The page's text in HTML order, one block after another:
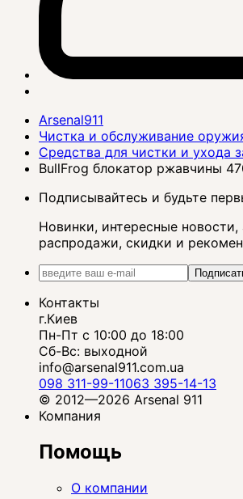
Arsenal911
Чистка и обслуживание
Средства для чистки и ухода
BullFrog блокатор ржавчины
Подписывайтесь и будьте
Новинки, интересные новости,
распродажи, скидки и
Контакты
г.Киев
Пн-Пт с 10:00 до 18:00
Сб-Вс: выходной
info@arsenal911.com.ua
098 311-99-11063 395-14-13
© 2012—2026 Arsenal 911
Компания
Помощь
О компании